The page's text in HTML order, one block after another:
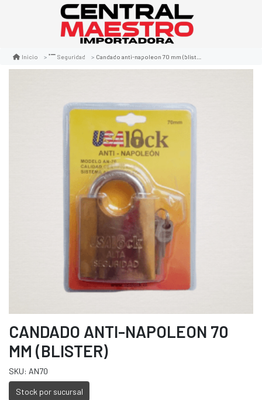
Inicio Seguridad Candado anti-napoleon 70 mm (blister)
CANDADO ANTI-NAPOLEON 70
MM (BLISTER)
SKU: AN70
Stock por sucursal